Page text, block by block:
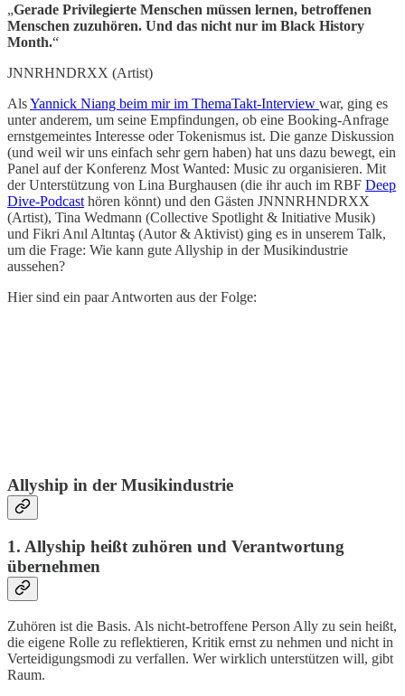
„Gerade Privilegierte Menschen müssen lernen, betroffenen
Menschen zuzuhören. Und das nicht nur im Black History
Month.“
JNNRHNDRXX (Artist)
AlsYannick Niang beim mir im ThemaTakt-Interview war, ging es
unter anderem, um seine Empfindungen, ob eine Booking-Anfrage
ernstgemeintes Interesse oder Tokenismus ist. Die ganze Diskussion
(und weil wir uns einfach sehr gern haben) hat uns dazu bewegt, ein
Panel auf der Konferenz Most Wanted: Music zu organisieren. Mit
der Unterstützung von Lina Burghausen (die ihr auch im RBF Deep
Dive-Podcast hören könnt) und den Gästen JNNNRHNDRXX
(Artist), Tina Wedmann (Collective Spotlight & Initiative Musik)
und Fikri Anıl Altıntaş (Autor & Aktivist) ging es in unserem Talk,
um die Frage: Wie kann gute Allyship in der Musikindustrie
aussehen?
Hier sind ein paar Antworten aus der Folge:
Allyship in der Musikindustrie
1. Allyship heißt zuhören und Verantwortung
übernehmen
Zuhören ist die Basis. Als nicht-betroffene Person Ally zu sein heißt,
die eigene Rolle zu reflektieren, Kritik ernst zu nehmen und nicht in
Verteidigungsmodi zu verfallen. Wer wirklich unterstützen will, gibt
Raum.